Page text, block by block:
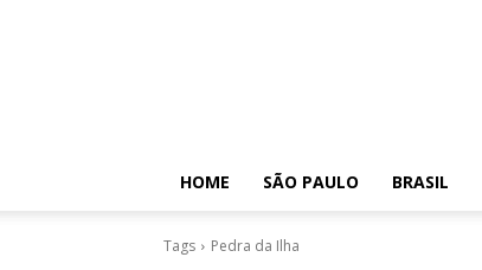
HOME SÃO PAULO BRASIL
Tags Pedra da Ilha